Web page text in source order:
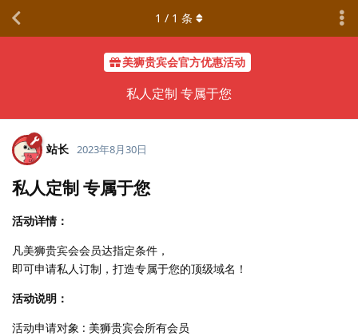
美狮贵宾会官方优惠活动
私人定制 专属于您
1 / 1 条
站长 2023年8月30日
私人定制 专属于您
活动详情：
凡美狮贵宾会会员达指定条件，
即可申请私人订制，打造专属于您的顶级域名！
活动说明：
活动申请对象 : 美狮贵宾会所有会员